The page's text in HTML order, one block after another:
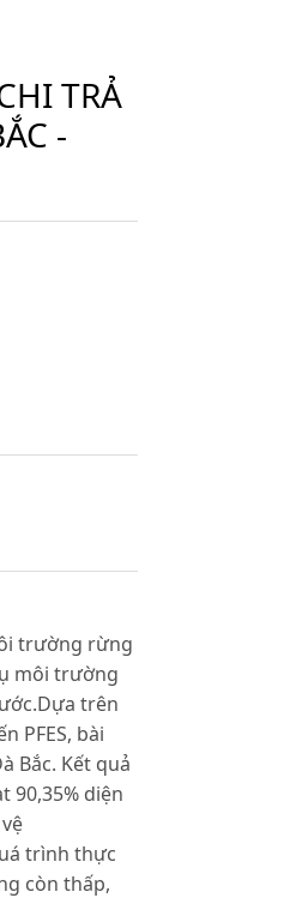
TRẢ
-
trường rừng
môi trường
trên
PFES, bài
Bắc. Kết quả
90,35% diện
trình thực
còn thấp,